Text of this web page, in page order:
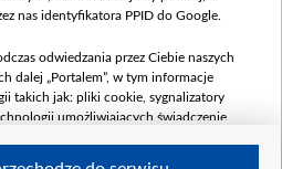
nas identyfikatora PPID do Google.
odwiedzania przez Ciebie naszych
dalej „Portalem”, w tym informacje
takich jak: pliki cookie, sygnalizatory
umożliwiających świadczenie